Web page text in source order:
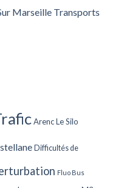
Marseille Transports
Arenc Le Silo
Difficultés de
Fluo Bus